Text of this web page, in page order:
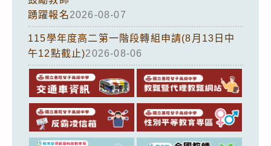
踴躍報名2026-08-07
115學年度高二第一階段轉組申請(8月13日中
午12點截止)2026-08-06